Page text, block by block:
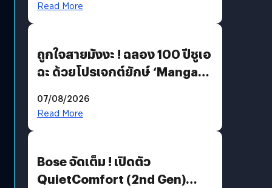
Read More
ถูกใจสายมังงะ ! ฉลอง 100 ปีชูเอ
ฉะ ด้วยโปรเจกต์ยักษ์ ‘Manga
มีภาษาไทยด้วย
07/08/2026
Read More
Bose จัดเต็ม ! เปิดตัว
QuietComfort (2nd Gen)